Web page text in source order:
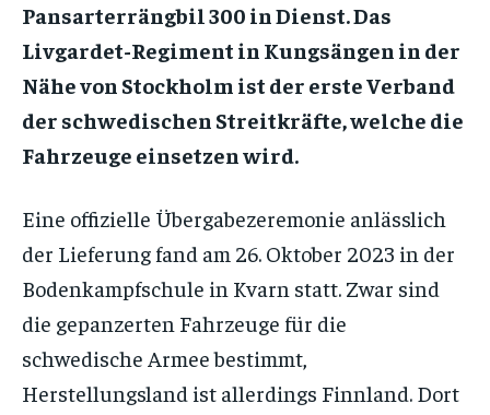
Pansarterrängbil 300 in Dienst. Das
Livgardet-Regiment in Kungsängen in der
Nähe von Stockholm ist der erste Verband
der schwedischen Streitkräfte, welche die
Fahrzeuge einsetzen wird.
Eine offizielle Übergabezeremonie anlässlich
der Lieferung fand am 26. Oktober 2023 in der
Bodenkampfschule in Kvarn statt. Zwar sind
die gepanzerten Fahrzeuge für die
schwedische Armee bestimmt,
Herstellungsland ist allerdings Finnland. Dort